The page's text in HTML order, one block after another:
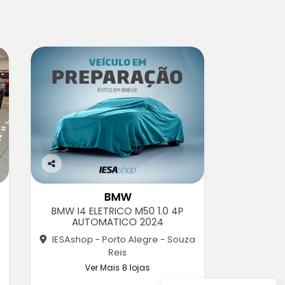
Co
rtil
BMW
BMW I4 ELETRICO M50 1.0 4P
AUTOMATICO 2024
IESAshop - Porto Alegre - Souza
Reis
Ver Mais 8 lojas